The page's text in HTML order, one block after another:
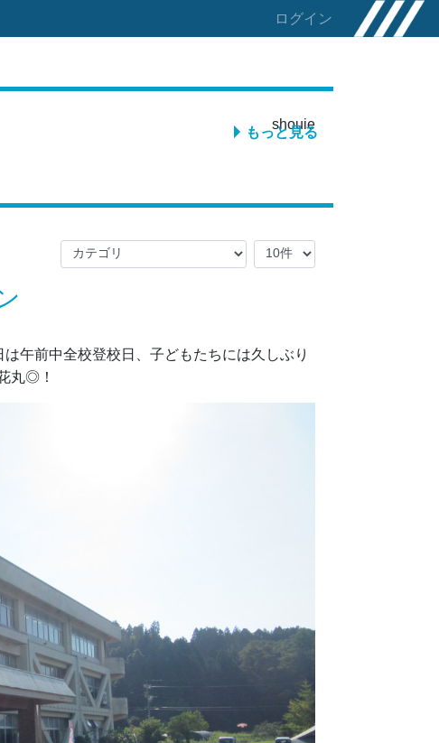
ログイン
shouie
もっと見る
午前中全校登校日、子どもたちには久しぶり
丸◎！